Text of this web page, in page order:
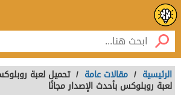
الرئيسية / مقالات عامة / تحميل لعبة
لعبة روبلوكس بأحدث الإصدار مجانًا